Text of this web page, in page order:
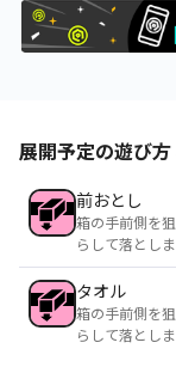
展開予定の遊び
前おとし
箱の手前側を
らして落としま
タオル
箱の手前側を
らして落としま